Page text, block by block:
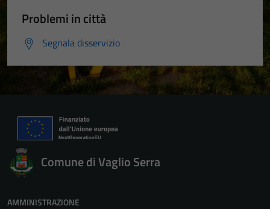
Problemi in città
Segnala disservizio
Comune di Vaglio Serra
AMMINISTRAZIONE